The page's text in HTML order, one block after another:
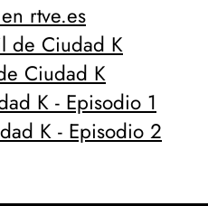
rtve.es
de Ciudad K
Ciudad K
K - Episodio 1
K - Episodio 2